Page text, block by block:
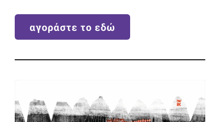
αγοράστε το εδώ